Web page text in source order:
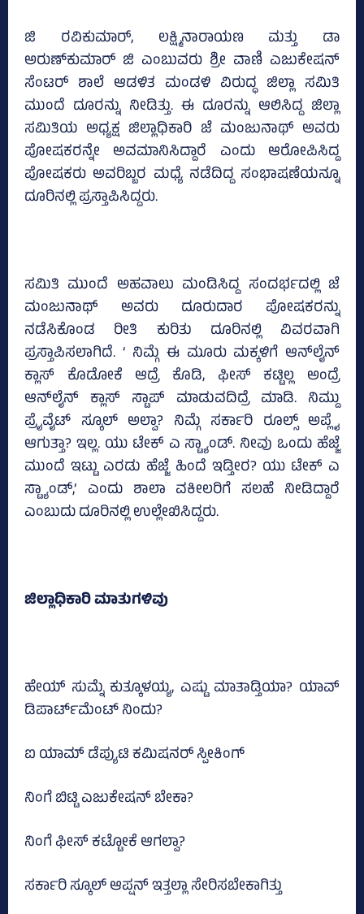
ಜಿ ರವಿಕುಮಾರ್‌, ಲಕ್ಷ್ಮಿನಾರಾಯಣ ಮತ್ತು ಡಾ
ಅರುಣ್‌ಕುಮಾರ್‌ ಜಿ ಎಂಬುವರು ಶ್ರೀ ವಾಣಿ ಎಜುಕೇಷನ್‌
ಸೆಂಟರ್‌ ಶಾಲೆ ಆಡಳಿತ ಮಂಡಳಿ ವಿರುದ್ಧ ಜಿಲ್ಲಾ ಸಮಿತಿ
ಮುಂದೆ ದೂರನ್ನು ನೀಡಿತ್ತು. ಈ ದೂರನ್ನು ಆಲಿಸಿದ್ದ ಜಿಲ್ಲಾ
ಸಮಿತಿಯ ಅಧ್ಯಕ್ಷ ಜಿಲ್ಲಾಧಿಕಾರಿ ಜೆ ಮಂಜುನಾಥ್‌ ಅವರು
ಪೋಷಕರನ್ನೇ ಅವಮಾನಿಸಿದ್ದಾರೆ ಎಂದು ಆರೋಪಿಸಿದ್ದ
ಪೋಷಕರು ಅವರಿಬ್ಬರ ಮಧ್ಯೆ ನಡೆದಿದ್ದ ಸಂಭಾಷಣೆಯನ್ನೂ
ದೂರಿನಲ್ಲಿ ಪ್ರಸ್ತಾಪಿಸಿದ್ದರು.
ಸಮಿತಿ ಮುಂದೆ ಅಹವಾಲು ಮಂಡಿಸಿದ್ದ ಸಂದರ್ಭದಲ್ಲಿ ಜೆ
ಮಂಜುನಾಥ್‌ ಅವರು ದೂರುದಾರ ಪೋಷಕರನ್ನು
ನಡೆಸಿಕೊಂಡ ರೀತಿ ಕುರಿತು ದೂರಿನಲ್ಲಿ ವಿವರವಾಗಿ
ಪ್ರಸ್ತಾಪಿಸಲಾಗಿದೆ. ‘ ನಿಮ್ಗೆ ಈ ಮೂರು ಮಕ್ಕಳಿಗೆ ಆನ್‌ಲೈನ್‌
ಕ್ಲಾಸ್‌ ಕೊಡೋಕೆ ಆದ್ರೆ ಕೊಡಿ, ಫೀಸ್‌ ಕಟ್ಟಿಲ್ಲ ಅಂದ್ರೆ
ಆನ್‌ಲೈನ್‌ ಕ್ಲಾಸ್‌ ಸ್ಟಾಪ್‌ ಮಾಡುವದಿದ್ರೆ ಮಾಡಿ. ನಿಮ್ದು
ಪ್ರೈವೈಟ್‌ ಸ್ಕೂಲ್‌ ಅಲ್ವಾ? ನಿಮ್ಗೆ ಸರ್ಕಾರಿ ರೂಲ್ಸ್‌ ಅಪ್ಲೈ
ಆಗುತ್ತಾ? ಇಲ್ಲ. ಯು ಟೇಕ್‌ ಎ ಸ್ಟ್ಯಾಂಡ್‌. ನೀವು ಒಂದು ಹೆಜ್ಜೆ
ಮುಂದೆ ಇಟ್ಟು ಎರಡು ಹೆಜ್ಜೆ ಹಿಂದೆ ಇಡ್ತೀರ? ಯು ಟೇಕ್‌ ಎ
ಸ್ಟ್ಯಾಂಡ್‌,’ ಎಂದು ಶಾಲಾ ವಕೀಲರಿಗೆ ಸಲಹೆ ನೀಡಿದ್ದಾರೆ
ಎಂಬುದು ದೂರಿನಲ್ಲಿ ಉಲ್ಲೇಖಿಸಿದ್ದರು.
ಜಿಲ್ಲಾಧಿಕಾರಿ ಮಾತುಗಳಿವು
ಹೇಯ್‌ ಸುಮ್ನೆ ಕುತ್ಕೂಳಯ್ಯ, ಎಷ್ಟು ಮಾತಾಡ್ತಿಯಾ? ಯಾವ್‌
ಡಿಪಾರ್ಟ್‌ಮೆಂಟ್‌ ನಿಂದು?
ಐ ಯಾಮ್‌ ಡೆಪ್ಯುಟಿ ಕಮಿಷನರ್‌ ಸ್ಪೀಕಿಂಗ್‌
ನಿಂಗೆ ಬಿಟ್ಟಿ ಎಜುಕೇಷನ್‌ ಬೇಕಾ?
ನಿಂಗೆ ಫೀಸ್‌ ಕಟ್ಟೋಕೆ ಆಗಲ್ವಾ?
ಸರ್ಕಾರಿ ಸ್ಕೂಲ್‌ ಆಪ್ಷನ್‌ ಇತ್ತಲ್ಲಾ ಸೇರಿಸಬೇಕಾಗಿತ್ತು